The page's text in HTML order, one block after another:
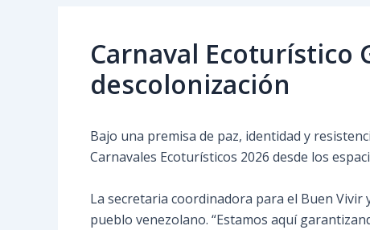
Carnaval Ecoturístico
descolonización
Bajo una premisa de paz, identidad y
Carnavales Ecoturísticos 2026 desde los
La secretaria coordinadora para el Buen Vivir
pueblo venezolano. “Estamos aquí